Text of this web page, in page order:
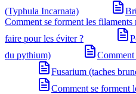
(Typhula Incarnata)
Comment se forment les
faire pour les éviter ?
du pythium)
Comment
Fusarium (taches
Comment se forment